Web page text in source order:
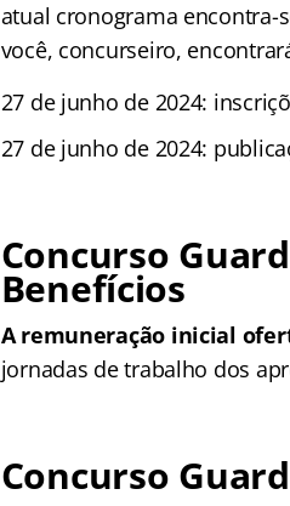
atual cronograma encontra-
você, concurseiro,
27 de junho de 2024:
27 de junho de 2024:
Concurso
Benefícios
A remuneração inicial
jornadas de trabalho dos
Concurso